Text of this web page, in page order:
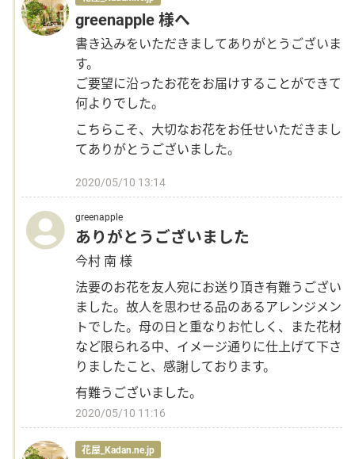
greenapple 様へ
書き込みをいただきましてありがとうございま
す。
ご要望に沿ったお花をお届けすることができて
何よりでした。
こちらこそ、大切なお花をお任せいただきまし
てありがとうございました。
2020/05/10 13:14
greenapple
ありがとうございました
今村 南 様
法要のお花を友人宛にお送り頂き有難うござい
ました。故人を思わせる品のあるアレンジメン
トでした。母の日と重なりお忙しく、また花材
など限られる中、イメージ通りに仕上げて下さ
りましたこと、感謝しております。
有難うございました。
2020/05/10 11:16
花屋_Kadan.ne.jp